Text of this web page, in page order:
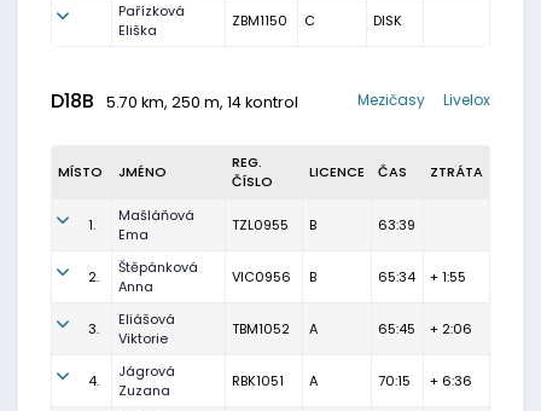
Pařízková
Eliška
ZBM1150 C DISK
D18B 5.70 km, 250 m, 14 kontrol Livelox
Mezičasy
MÍSTO JMÉNO
REG.
ČÍSLO
LICENCE ČAS ZTRÁTA
1.
Mašláňová
Ema
TZL0955 B 63:39
2.
Štěpánková
Anna
VIC0956 B 65:34 + 1:55
3.
Eliášová
Viktorie
TBM1052 A 65:45 + 2:06
4.
Jágrová
Zuzana
RBK1051 A 70:15 + 6:36